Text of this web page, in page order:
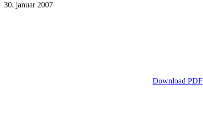
30. januar 2007
Download PDF